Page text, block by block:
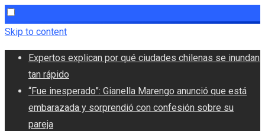
Skip to content
Expertos explican por qué ciudades chilenas se inundan
tan rápido
“Fue inesperado”: Gianella Marengo anunció que está
embarazada y sorprendió con confesión sobre su
pareja